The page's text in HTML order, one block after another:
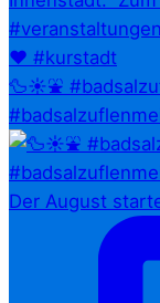
🦆☀️⛲
Der August